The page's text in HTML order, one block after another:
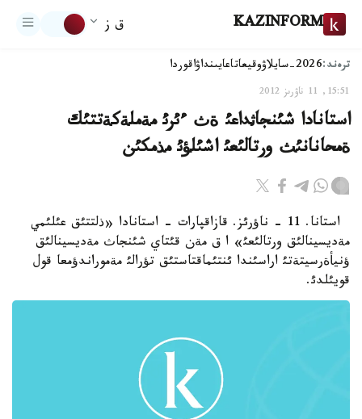
KAZINFORM ق ز
ترەند:2026-سايلاۋ وقيعاتاعايىنداۋاقوردا
15:51, 11 ناۋرىز 2012
استانادا شئنجاثداعئ ةث ءئرئ مةملةكةتتئك
ةمحانانئث ورتالئعئ اشئلؤئ مذمكئن
استانا. 11 - ناؤرئز. قازاقپارات - استانادا «ذلتتئق عئلئمي
مةديسينالئق ورتالئعئ» ا ق مةن قئتاي شئنجاث مةديسينالئق
ؤنيأةرسيتةتئ اراسئندا ئنتئماقتاستئق تؤرالئ مةموراندؤمعا قول
قويئلدئ.